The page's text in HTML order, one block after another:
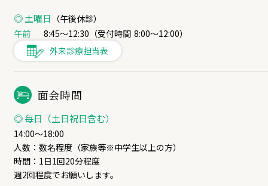
◎ 土曜日 （午後休診）
午前
8:45～12:30（受付時間 8:00～12:00）
外来診療担当表
面会時間
◎ 毎日（土日祝日含む）
14:00～18:00
人数：数名程度（家族等※中学生以上の方）
時間：1日1回20分程度
週2回程度でお願いします。